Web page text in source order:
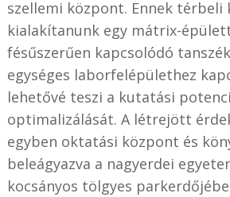
szellemi központ. Ennek
kialakítanunk egy mátrix-
fésűszerűen kapcsolódó
egységes laborfelépülethez
lehetővé teszi a kutatási
optimalizálását. A létrejött
egyben oktatási központ és
beleágyazva a nagyerdei
kocsányos tölgyes